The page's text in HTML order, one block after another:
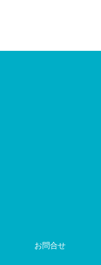
お問合せ